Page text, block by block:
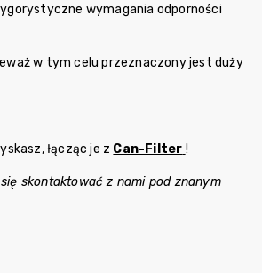
wymagania odporności
w tym celu przeznaczony jest duży
łącząc je z Can-Filter !
skontaktować z nami pod znanym